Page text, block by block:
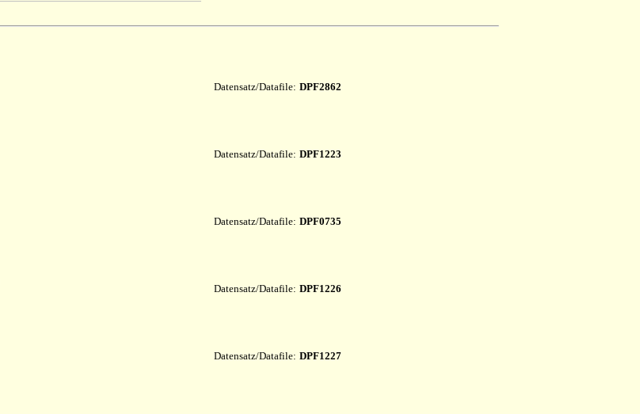
Datensatz/Datafile: DPF2862
Datensatz/Datafile: DPF1223
Datensatz/Datafile: DPF0735
Datensatz/Datafile: DPF1226
Datensatz/Datafile: DPF1227